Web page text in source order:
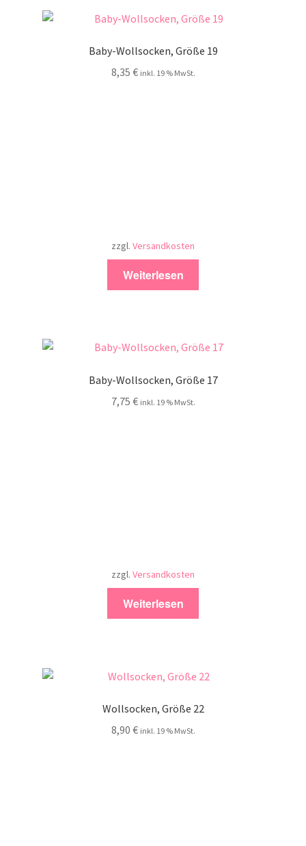
Baby-Wollsocken, Größe 19
8,35 € inkl. 19 % MwSt.
zzgl. Versandkosten
Weiterlesen
Baby-Wollsocken, Größe 17
7,75 € inkl. 19 % MwSt.
zzgl. Versandkosten
Weiterlesen
Wollsocken, Größe 22
8,90 € inkl. 19 % MwSt.